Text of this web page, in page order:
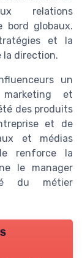
relations
bord globaux.
et la
la direction.
un
et
des produits
et de
et médias
renforce la
le manager
du métier